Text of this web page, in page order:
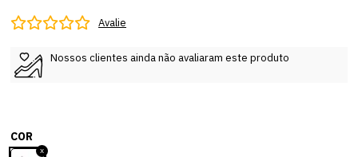
Avalie
Nossos clientes ainda não avaliaram este produto
COR